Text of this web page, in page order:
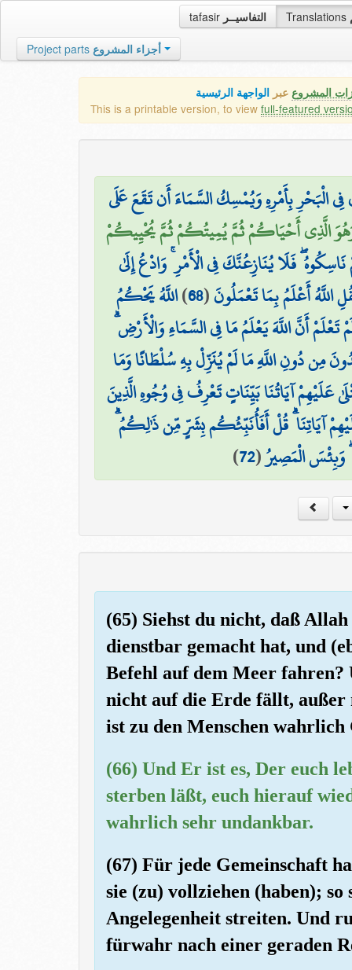
tafasir التفاسيــر Translations
Project parts أجزاء المشروع
المشروع عبر الواجهة الرئيسية
This is a printable version, to view full-featured
الْبَحْرِ بِأَمْرِهِ وَيُمْسِكُ السَّمَاءَ أَن تَقَعَ عَلَى
الَّذِي أَحْيَاكُمْ ثُمَّ يُمِيتُكُمْ ثُمَّ يُحْيِيكُمْ
فَلَا يُنَازِعُنَّكَ فِي الْأَمْرِ ۚ وَادْعُ إِلَىٰ
اللَّهُ أَعْلَمُ بِمَا تَعْمَلُونَ(
68
)اللَّهُ يَحْكُمُ
تَعْلَمْ أَنَّ اللَّهَ يَعْلَمُ مَا فِي السَّمَاءِ وَالْأَرْضِ
مِن دُونِ اللَّهِ مَا لَمْ يُنَزِّلْ بِهِ سُلْطَانًا وَمَا
عَلَيْهِمْ آيَاتُنَا بَيِّنَاتٍ تَعْرِفُ فِي وُجُوهِ الَّذِينَ
آيَاتِنَا ۗ قُلْ أَفَأُنَبِّئُكُم بِشَرٍّ مِّن ذَٰلِكُمُ
وَبِئْسَ الْمَصِيرُ(
72
)
(65) Siehst du nicht, daß
dienstbar gemacht hat, und
Befehl auf dem Meer
nicht auf die Erde fällt,
ist zu den Menschen
(66) Und Er ist es, Der euch
sterben läßt, euch hierauf
wahrlich sehr undankbar.
(67) Für jede Gemeinschaft
sie (zu) vollziehen (haben);
Angelegenheit streiten. Und
fürwahr nach einer geraden